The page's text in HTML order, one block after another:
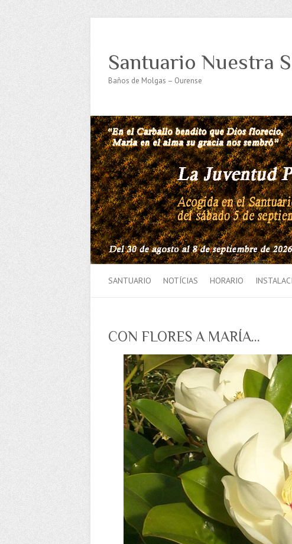
Santuario Nuestra
Baños de Molgas – Ourense
SANTUARIO NOTÍCIAS HORARIO
CON FLORES A MARÍA…